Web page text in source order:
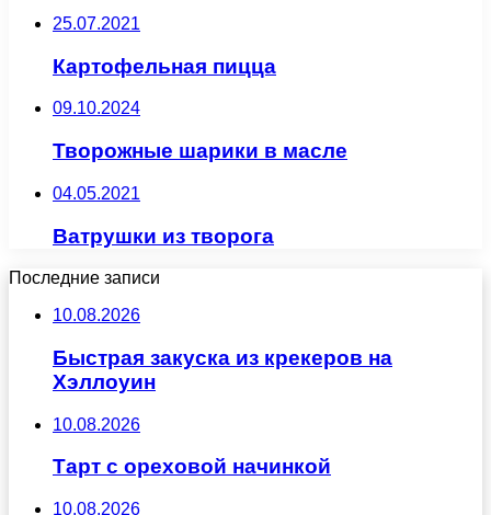
25.07.2021
Картофельная пицца
09.10.2024
Творожные шарики в масле
04.05.2021
Ватрушки из творога
Последние записи
10.08.2026
Быстрая закуска из крекеров на
Хэллоуин
10.08.2026
Тарт с ореховой начинкой
10.08.2026